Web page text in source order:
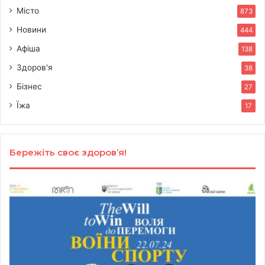
Місто 873
Новини 444
Афіша 138
Здоров'я 38
Бізнес 27
Їжа 17
Бережіть своє здоров’я!